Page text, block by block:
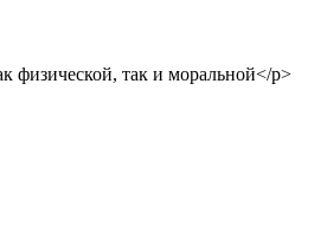
физической, так и моральной</p>